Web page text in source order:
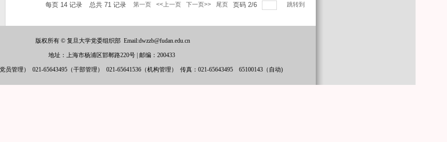
每页 14 记录 总共 71 记录 第一页 <<上一页 下一页>> 尾页 页码 2/6 跳转到
版权所有 © 复旦大学党委组织部 Email:dwzzb@fudan.edu.cn
地址：上海市杨浦区邯郸路220号 邮编：200433
员管理） 021-65643495（干部管理） 021-65641536（机构管理） 传真：021-65643495 65100143（自动)